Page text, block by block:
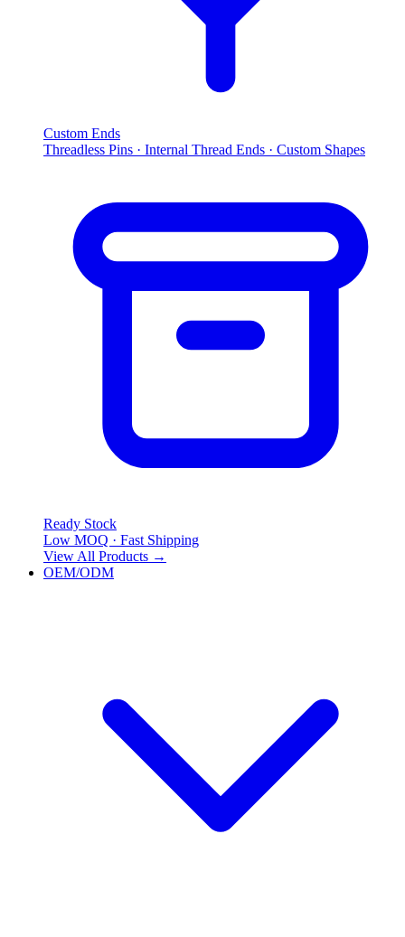
Custom Ends
Threadless Pins · Internal Thread Ends · Custom Shapes
Ready Stock
Low MOQ · Fast Shipping
View All Products →
OEM/ODM